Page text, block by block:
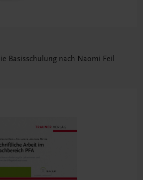
Basisschulung nach Naomi Feil